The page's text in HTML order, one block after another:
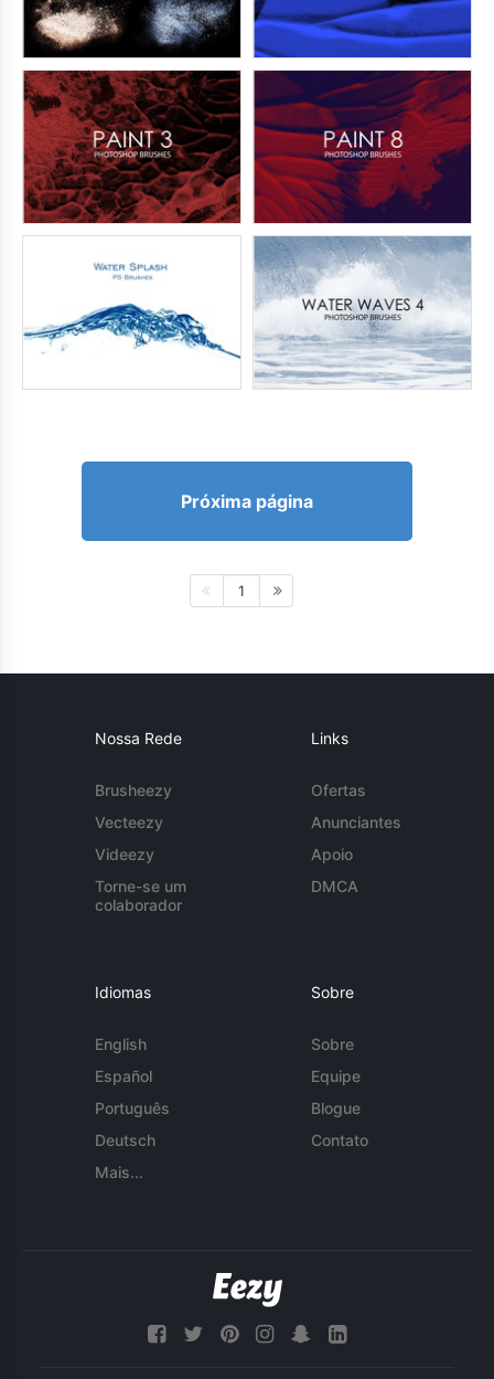
Próxima página
1
Nossa Rede
Brusheezy
Vecteezy
Videezy
Torne-se um
colaborador
Links
Ofertas
Anunciantes
Apoio
DMCA
Idiomas
English
Español
Português
Deutsch
Mais...
Sobre
Sobre
Equipe
Blogue
Contato